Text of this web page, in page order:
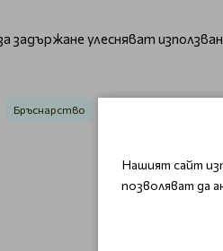
улесняват
Бръснарство
Нашият сайт
позволяват да